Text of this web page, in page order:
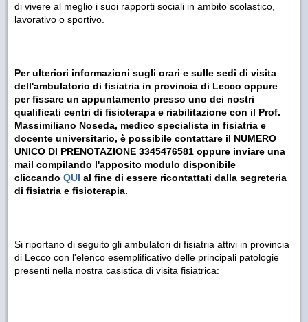
di vivere al meglio i suoi rapporti sociali in ambito scolastico,
lavorativo o sportivo.
Per ulteriori informazioni sugli orari e sulle sedi di visita
dell'ambulatorio di fisiatria in provincia di Lecco oppure
per fissare un appuntamento presso uno dei nostri
qualificati centri di fisioterapa e riabilitazione con il Prof.
Massimiliano Noseda, medico specialista in fisiatria e
docente universitario, è possibile contattare il NUMERO
UNICO DI PRENOTAZIONE 3345476581 oppure inviare una
mail compilando l'apposito modulo disponibile
cliccando QUI al fine di essere ricontattati dalla segreteria
di fisiatria e fisioterapia.
Si riportano di seguito gli ambulatori di fisiatria attivi in provincia
di Lecco con l'elenco esemplificativo delle principali patologie
presenti nella nostra casistica di visita fisiatrica: